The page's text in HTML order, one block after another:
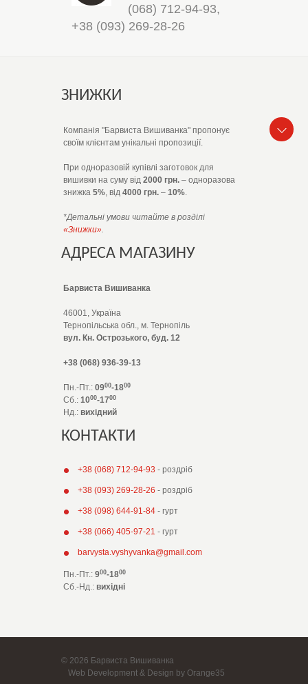
(068) 712-94-93,
+38 (093) 269-28-26
ЗНИЖКИ
Компанія "Барвиста Вишиванка" пропонує
своїм клієнтам унікальні пропозиції.
При одноразовій купівлі заготовок для
вишивки на суму від 2000 грн. – одноразова
знижка 5%, від 4000 грн. – 10%.
*Детальні умови читайте в розділі
«Знижки».
АДРЕСА МАГАЗИНУ
Барвиста Вишиванка
46001, Україна
Тернопільська обл., м. Тернопіль
вул. Кн. Острозького, буд. 12
+38 (068) 936-39-13
Пн.-Пт.: 0900-1800
Сб.: 1000-1700
Нд.: вихідний
КОНТАКТИ
+38 (068) 712-94-93 - роздріб
+38 (093) 269-28-26 - роздріб
+38 (098) 644-91-84 - гурт
+38 (066) 405-97-21 - гурт
barvysta.vyshyvanka@gmail.com
Пн.-Пт.: 900-1800
Сб.-Нд.: вихідні
© 2026 Барвиста Вишиванка
Web Development & Design by Orange35